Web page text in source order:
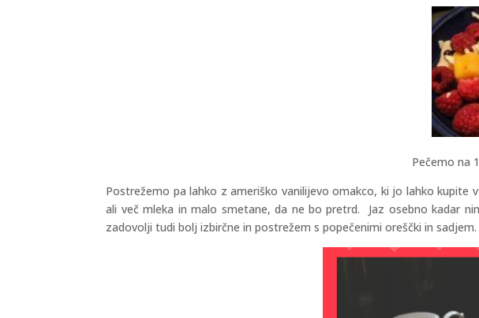
Pečemo na
Postrežemo pa lahko z ameriško vanilijevo omakco, ki jo lahko kupite
ali več mleka in malo smetane, da ne bo pretrd. Jaz osebno kadar
zadovolji tudi bolj izbirčne in postrežem s popečenimi oreščki in sadjem.